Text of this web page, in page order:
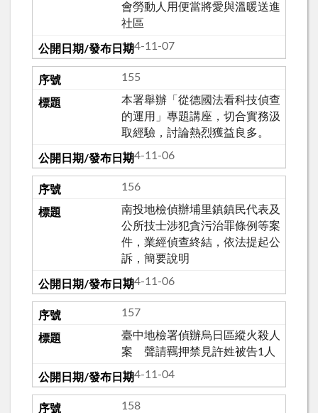
會勞動人用便當將愛與溫暖送進
社區
114-11-07
155
本署舉辦「從德國法看科技偵查
的運用」專題講座，切合實務汲
取經驗，討論熱烈獲益良多。
114-11-06
156
南投地檢偵辦埔里鎮鎮民代表及
公所技士涉犯貪污治罪條例等案
件，業經偵查終結，依法提起公
訴，簡要說明
114-11-06
157
臺中地檢署偵辦烏日區縱火殺人
案 聲請羈押禁見許姓被告1人
114-11-04
158